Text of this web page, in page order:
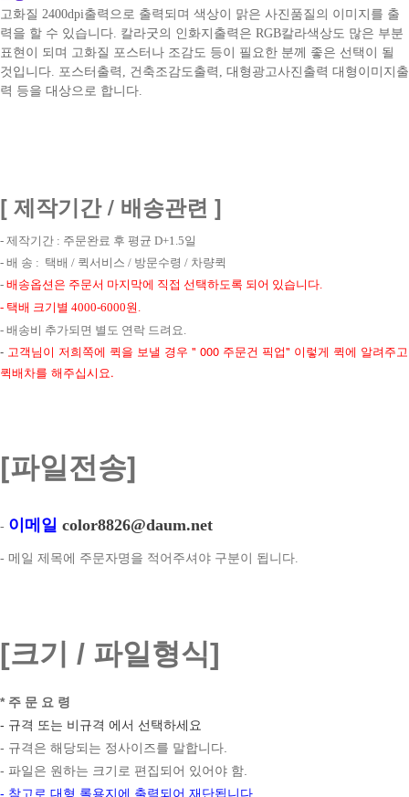
고화질 2400dpi출력으로 출력되며 색상이 맑은 사진품질의 이미지를 출
력을 할 수 있습니다. 칼라굿의 인화지출력은 RGB칼라색상도 많은 부분
표현이 되며 고화질 포스터나 조감도 등이 필요한 분께 좋은 선택이 될
것입니다. 포스터출력, 건축조감도출력, 대형광고사진출력 대형이미지출
력 등을 대상으로 합니다.
[ 제작기간 / 배송관련 ]
- 제작기간 : 주문완료 후 평균 D+1.5일
- 배 송 : 택배 / 퀵서비스 / 방문수령 / 차량퀵
- 배송옵션은 주문서 마지막에 직접 선택하도록 되어 있습니다.
- 택배 크기별 4000-6000원.
- 배송비 추가되면 별도 연락 드려요.
- 고객님이 저희쪽에 퀵을 보낼 경우 " 000 주문건 픽업" 이렇게 퀵에 알려주고
퀵배차를 해주십시요.
[파일전송]
- 이메일 color8826@daum.net
- 메일 제목에 주문자명을 적어주셔야 구분이 됩니다.
[크기 / 파일형식]
* 주 문 요 령
- 규격 또는 비규격 에서 선택하세요
- 규격은 해당되는 정사이즈를 말합니다.
- 파일은 원하는 크기로 편집되어 있어야 함.
- 참고로 대형 롤용지에 출력되어 재단됩니다.